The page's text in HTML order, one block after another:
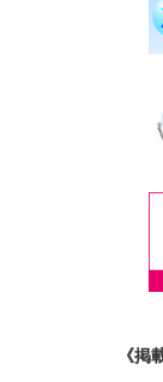
《掲